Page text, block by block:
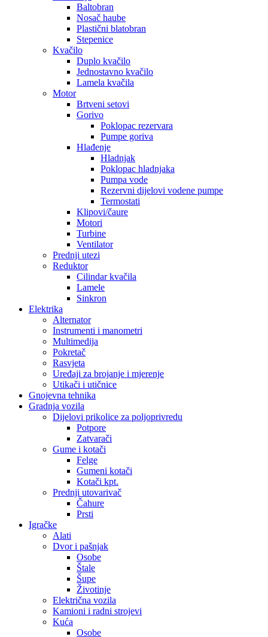
Baltobran
Nosač haube
Plastični blatobran
Stepenice
Kvačilo
Duplo kvačilo
Jednostavno kvačilo
Lamela kvačila
Motor
Brtveni setovi
Gorivo
Poklopac rezervara
Pumpe goriva
Hlađenje
Hladnjak
Poklopac hladnjaka
Pumpa vode
Rezervni dijelovi vodene pumpe
Termostati
Klipovi/čaure
Motori
Turbine
Ventilator
Prednji utezi
Reduktor
Cilindar kvačila
Lamele
Sinkron
Elektrika
Alternator
Instrumenti i manometri
Multimedija
Pokretač
Rasvjeta
Uređaji za brojanje i mjerenje
Utikači i utičnice
Gnojevna tehnika
Gradnja vozila
Dijelovi prikolice za poljoprivredu
Potpore
Zatvarači
Gume i kotači
Felge
Gumeni kotači
Kotači kpt.
Prednji utovarivač
Čahure
Prsti
Igračke
Alati
Dvor i pašnjak
Osobe
Štale
Šupe
Životinje
Električna vozila
Kamioni i radni strojevi
Kuća
Osobe